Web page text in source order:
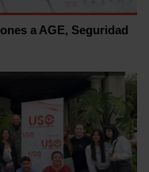
a AGE, Seguridad